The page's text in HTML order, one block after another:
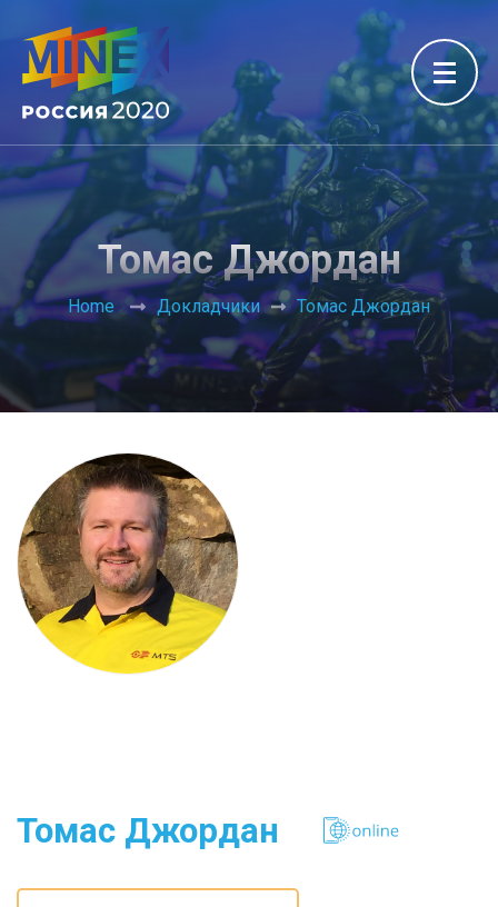
Томас Джордан
Home Докладчики Томас Джордан
Томас Джордан